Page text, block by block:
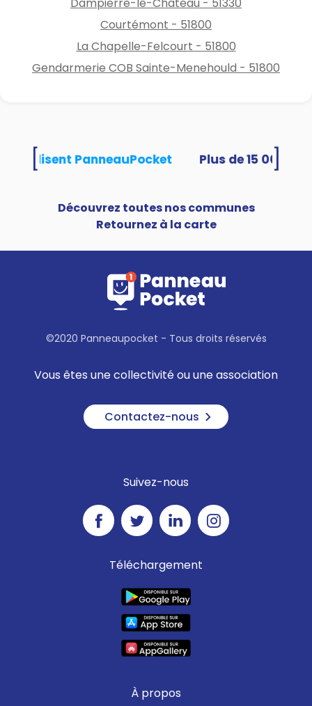
permis de construire
Passez à la permanence de la
mairie ou surrendez-vous
mairie ou surrendez-vous
Courtémont - 51800
La Chapelle-Felcourt - 51800
Gendarmerie COB Sainte-Menehould - 51800
utilisent PanneauPocket
Découvrez toutes nos communes
Retournez à la carte
©2020 Panneaupocket - Tous droits réservés
Vous êtes une collectivité ou une association
Contactez-nous
Suivez-nous
Téléchargement
À propos